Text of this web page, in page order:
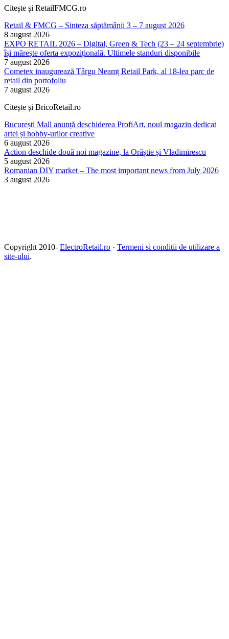
Citește și RetailFMCG.ro
Retail & FMCG – Sinteza săptămânii 3 – 7 august 2026
8 august 2026
EXPO RETAIL 2026 – Digital, Green & Tech (23 – 24 septembrie)
își mărește oferta expozițională. Ultimele standuri disponibile
7 august 2026
Cometex inaugurează Târgu Neamț Retail Park, al 18-lea parc de
retail din portofoliu
7 august 2026
Citește și BricoRetail.ro
București Mall anunță deschiderea ProfiArt, noul magazin dedicat
artei și hobby-urilor creative
6 august 2026
Action deschide două noi magazine, la Orăștie și Vladimirescu
5 august 2026
Romanian DIY market – The most important news from July 2026
3 august 2026
Copyright 2010- ElectroRetail.ro · Termeni si conditii de utilizare a
site-ului.